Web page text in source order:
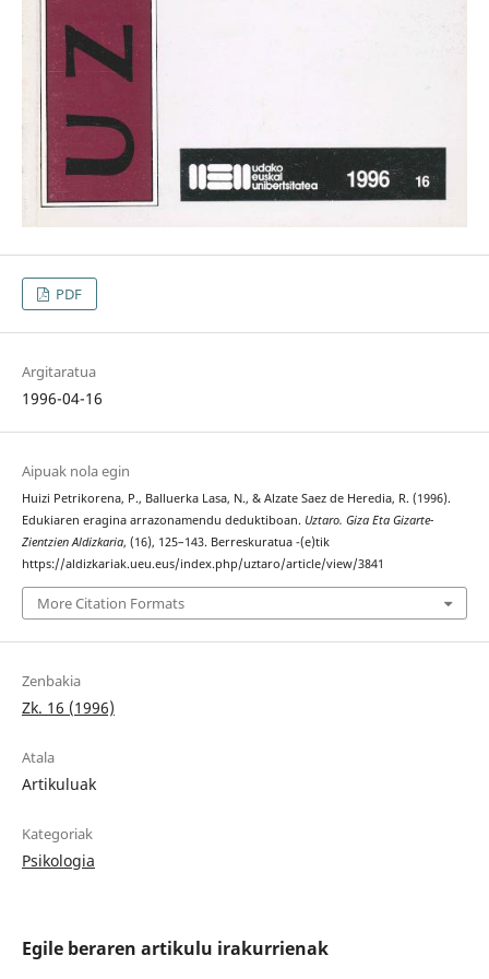
PDF
Argitaratua
1996-04-16
Aipuak nola egin
Huizi Petrikorena, P., Balluerka Lasa, N., & Alzate Saez de Heredia, R. (1996).
Edukiaren eragina arrazonamendu deduktiboan. Uztaro. Giza Eta Gizarte-
Zientzien Aldizkaria, (16), 125–143. Berreskuratua -(e)tik
https://aldizkariak.ueu.eus/index.php/uztaro/article/view/3841
More Citation Formats
Zenbakia
Zk. 16 (1996)
Atala
Artikuluak
Kategoriak
Psikologia
Egile beraren artikulu irakurrienak